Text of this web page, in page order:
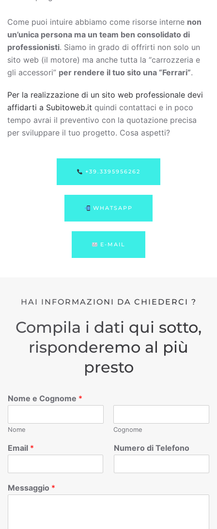
Come puoi intuire abbiamo come risorse interne non
un’unica persona ma un team ben consolidato di
professionisti. Siamo in grado di offrirti non solo un
sito web (il motore) ma anche tutta la “carrozzeria e
gli accessori” per rendere il tuo sito una “Ferrari”.
Per la realizzazione di un sito web professionale devi
affidarti a Subitoweb.it quindi contattaci e in poco
tempo avrai il preventivo con la quotazione precisa
per sviluppare il tuo progetto. Cosa aspetti?
+39.3395956262
WHATSAPP
E-MAIL
HAI INFORMAZIONI DA CHIEDERCI ?
Compila i dati qui sotto,
risponderemo al più
presto
Nome e Cognome *
Nome Cognome
Email * Numero di Telefono
Messaggio *